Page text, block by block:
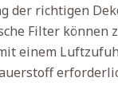
der richtigen
Filter können
einem